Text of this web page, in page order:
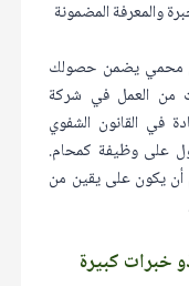
والمعرفة المضمونة
محمي يضمن حصولك
من العمل في شركة
في القانون الشفوي
على وظيفة كمحام.
يكون على يقين من
خبرات كبيرة